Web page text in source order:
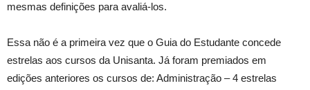
mesmas definições para avaliá-los.
Essa não é a primeira vez que o Guia do Estudante concede
estrelas aos cursos da Unisanta. Já foram premiados em
edições anteriores os cursos de: Administração – 4 estrelas